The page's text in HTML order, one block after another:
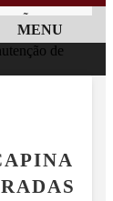
NA BR-262
MENU